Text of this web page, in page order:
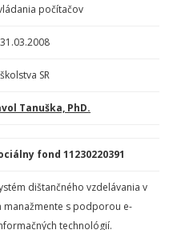
počítačov
SR
Tanuška, PhD.
fond 11230220391
dištančného vzdelávania v
s podporou e-
technológií.